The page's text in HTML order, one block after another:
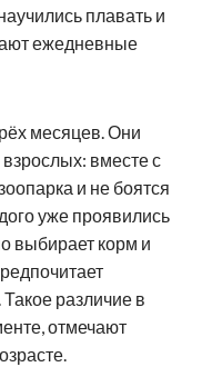
плавать и
ежедневные
месяцев. Они
вместе с
и не боятся
уже проявились
выбирает корм и
различие в
отмечают